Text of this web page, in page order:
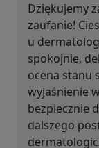
Dziękujemy
zaufanie!
u
spokojnie,
ocena stanu
wyjaśnienie
bezpiecznie
dalszego